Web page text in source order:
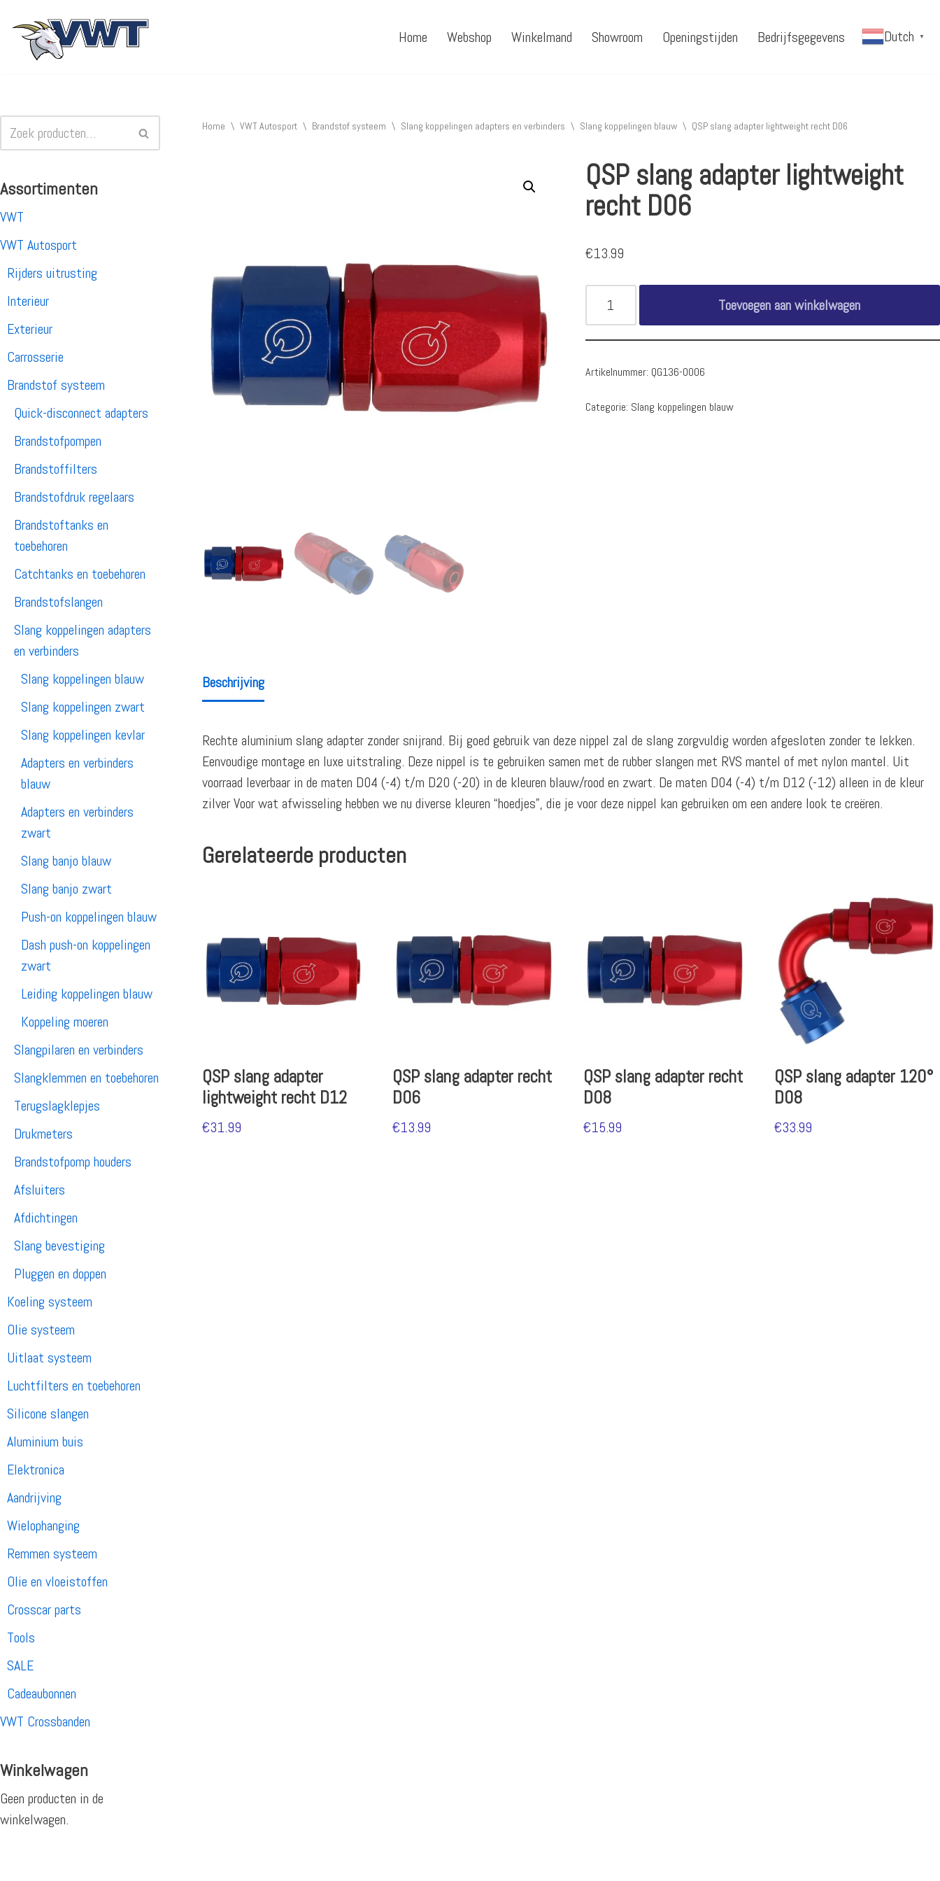
Ga
Home Webshop Winkelmand Showroom Openingstijden Bedrijfsgegevens Dutch ▼
Assortimenten
VWT
VWT Autosport
Rijders uitrusting
Interieur
Exterieur
Carrosserie
Brandstof systeem
Quick-disconnect adapters
Brandstofpompen
Brandstoffilters
Brandstofdruk regelaars
Brandstoftanks en
toebehoren
Catchtanks en toebehoren
Brandstofslangen
Slang koppelingen adapters
en verbinders
Slang koppelingen blauw
Slang koppelingen zwart
Slang koppelingen kevlar
Adapters en verbinders
blauw
Adapters en verbinders
zwart
Slang banjo blauw
Slang banjo zwart
Push-on koppelingen blauw
Dash push-on koppelingen
zwart
Leiding koppelingen blauw
Koppeling moeren
Slangpilaren en verbinders
Slangklemmen en toebehoren
Terugslagklepjes
Drukmeters
Brandstofpomp houders
Afsluiters
Afdichtingen
Slang bevestiging
Pluggen en doppen
Koeling systeem
Olie systeem
Uitlaat systeem
Luchtfilters en toebehoren
Silicone slangen
Aluminium buis
Elektronica
Aandrijving
Wielophanging
Remmen systeem
Olie en vloeistoffen
Crosscar parts
Tools
SALE
Cadeaubonnen
VWT Crossbanden
Winkelwagen
Geen producten in de
winkelwagen.
Home \ VWT Autosport \ Brandstof systeem \ Slang koppelingen adapters en verbinders \ Slang koppelingen blauw \ QSP slang adapter lightweight recht D06
QSP slang adapter lightweight
recht D06
€13.99
Toevoegen aan winkelwagen
Artikelnummer: QG136-0006
Categorie: Slang koppelingen blauw
Beschrijving
Rechte aluminium slang adapter zonder snijrand. Bij goed gebruik van deze nippel zal de slang zorgvuldig worden afgesloten zonder te lekken.
Eenvoudige montage en luxe uitstraling. Deze nippel is te gebruiken samen met de rubber slangen met RVS mantel of met nylon mantel. Uit
voorraad leverbaar in de maten D04 (-4) t/m D20 (-20) in de kleuren blauw/rood en zwart. De maten D04 (-4) t/m D12 (-12) alleen in de kleur
zilver Voor wat afwisseling hebben we nu diverse kleuren “hoedjes”, die je voor deze nippel kan gebruiken om een andere look te creëren.
Gerelateerde producten
QSP slang adapter
lightweight recht D12
€31.99
QSP slang adapter recht
D06
€13.99
QSP slang adapter recht
D08
€15.99
QSP slang adapter 120°
D08
€33.99